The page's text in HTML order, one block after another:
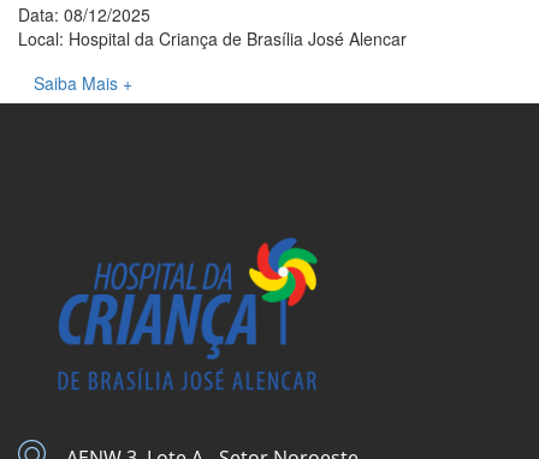
Data: 08/12/2025
Local: Hospital da Criança de Brasília José Alencar
Saiba Mais +